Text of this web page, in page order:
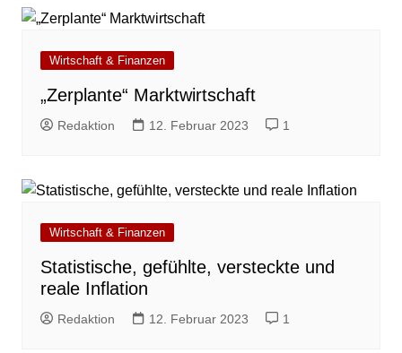
Wirtschaft & Finanzen
„Zerplante“ Marktwirtschaft
Redaktion 12. Februar 2023 1
Wirtschaft & Finanzen
Statistische, gefühlte, ver­steckte und
reale Inflation
Redaktion 12. Februar 2023 1